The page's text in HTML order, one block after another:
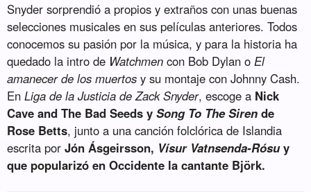
Snyder sorprendió a propios y extraños con unas buenas
selecciones musicales en sus películas anteriores. Todos
conocemos su pasión por la música, y para la historia ha
quedado la intro de Watchmen con Bob Dylan oEl
amanecer de los muertos y su montaje con Johnny Cash.
EnLiga de la Justicia de Zack Snyder, escoge a Nick
Cave and The Bad Seeds ySong To The Siren de
Rose Betts, junto a una canción folclórica de Islandia
escrita porJón Ásgeirsson, Vísur Vatnsenda-Rósuy
que popularizó en Occidente la cantante Björk.